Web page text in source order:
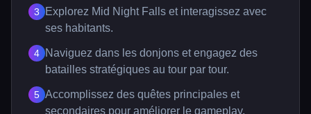
3
Explorez Mid Night Falls et interagissez avec
ses habitants.
4
Naviguez dans les donjons et engagez des
batailles stratégiques au tour par tour.
5 Accomplissez des quêtes principales et
secondaires pour améliorer le gameplay.